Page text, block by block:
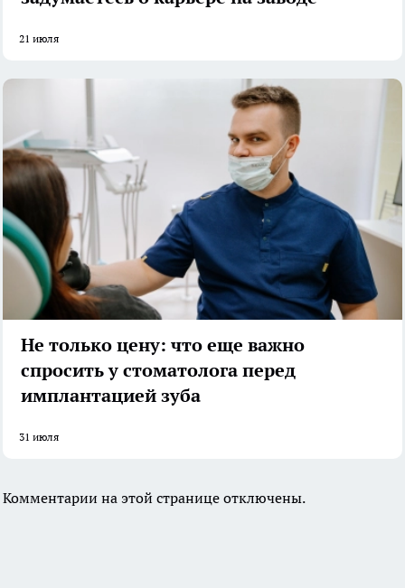
21 июля
Не только цену: что еще важно
спросить у стоматолога перед
имплантацией зуба
31 июля
Комментарии на этой странице отключены.